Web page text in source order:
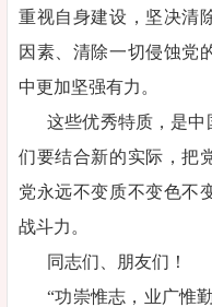
重视自身建设，坚决清
因素、清除一切侵蚀党
中更加坚强有力。
这些优秀特质，是
们要结合新的实际，把
党永远不变质不变色不
战斗力。
同志们、朋友们！
“功崇惟志，业广惟